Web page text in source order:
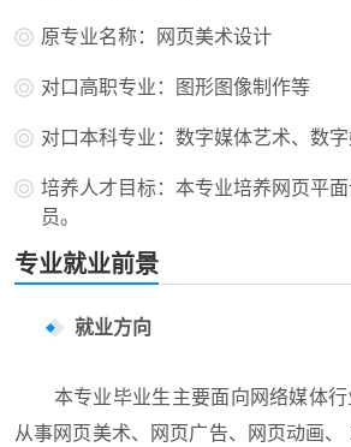
原专业名称：网页美术设计
对口高职专业：图形图像制作等
对口本科专业：数字媒体艺术、数
培养人才目标：本专业培养网页平
员。
专业就业前景
就业方向
本专业毕业生主要面向网络媒体行
从事网页美术、网页广告、网页动画、